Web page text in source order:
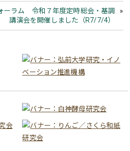
ーラム 令和７年度定時総会・基調
講演会を開催しました（R7/7/4）